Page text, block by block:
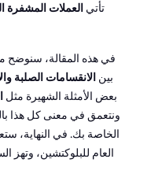
تأتي العملات المشفرة
في هذه المقالة، سنوضح
بين الانقسامات الصلبة
بعض الأمثلة الشهيرة مثل
ونتعمق في معنى كل هذا
الخاصة بك. في النهاية،
العام للبلوكتشين، وتهز